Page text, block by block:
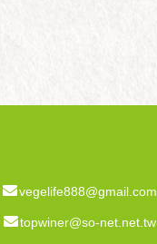
vegelife888@gmail.com
topwiner@so-net.net.tw